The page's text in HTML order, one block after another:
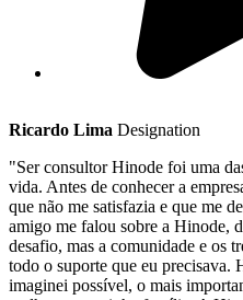
Ricardo Lima Designation
"Ser consultor Hinode foi uma
vida. Antes de conhecer a
que não me satisfazia e que me
amigo me falou sobre a Hinode,
desafio, mas a comunidade e os
todo o suporte que eu precisava.
imaginei possível, o mais